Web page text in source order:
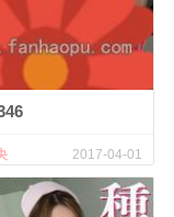
2017-04-01